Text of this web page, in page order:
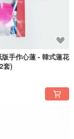
版手作心蓮 - 韓式蓮花
套)